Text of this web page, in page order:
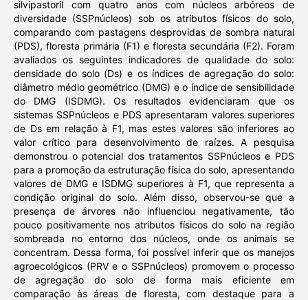
silvipastoril com quatro anos com núcleos arbóreos de
diversidade (SSPnúcleos) sob os atributos físicos do solo,
comparando com pastagens desprovidas de sombra natural
(PDS), floresta primária (F1) e floresta secundária (F2). Foram
avaliados os seguintes indicadores de qualidade do solo:
densidade do solo (Ds) e os índices de agregação do solo:
diâmetro médio geométrico (DMG) e o índice de sensibilidade
do DMG (ISDMG). Os resultados evidenciaram que os
sistemas SSPnúcleos e PDS apresentaram valores superiores
de Ds em relação à F1, mas estes valores são inferiores ao
valor crítico para desenvolvimento de raízes. A pesquisa
demonstrou o potencial dos tratamentos SSPnúcleos e PDS
para a promoção da estruturação física do solo, apresentando
valores de DMG e ISDMG superiores à F1, que representa a
condição original do solo. Além disso, observou-se que a
presença de árvores não influenciou negativamente, tão
pouco positivamente nos atributos físicos do solo na região
sombreada no entorno dos núcleos, onde os animais se
concentram. Dessa forma, foi possível inferir que os manejos
agroecológicos (PRV e o SSPnúcleos) promovem o processo
de agregação do solo de forma mais eficiente em
comparação às áreas de floresta, com destaque para a